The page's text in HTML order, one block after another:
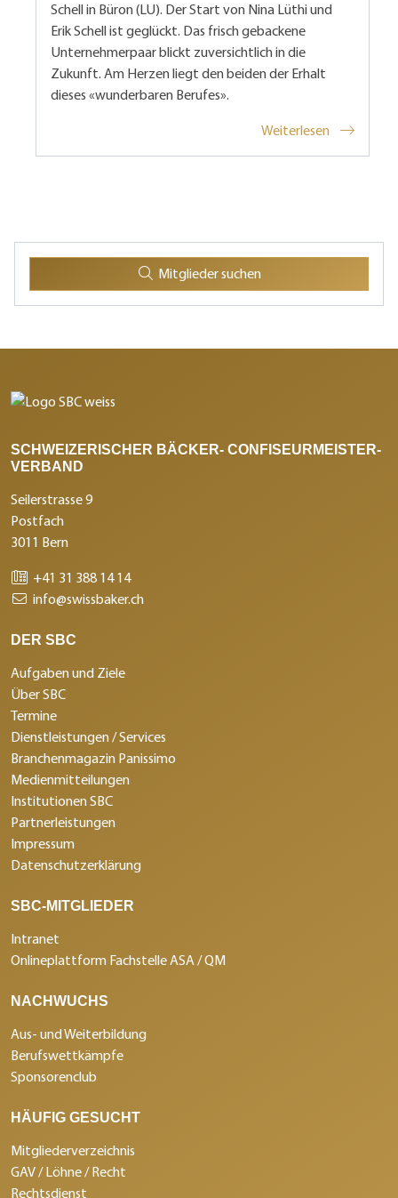
Schell in Büron (LU). Der Start von Nina Lüthi und
Erik Schell ist geglückt. Das frisch gebackene
Unternehmerpaar blickt zuversichtlich in die
Zukunft. Am Herzen liegt den beiden der Erhalt
dieses «wunderbaren Berufes».
Weiterlesen
Mitglieder suchen
SCHWEIZERISCHER BÄCKER- CONFISEURMEISTER-
VERBAND
Seilerstrasse 9
Postfach
3011 Bern
+41 31 388 14 14
info@swissbaker.ch
DER SBC
Aufgaben und Ziele
Über SBC
Termine
Dienstleistungen / Services
Branchenmagazin Panissimo
Medienmitteilungen
Institutionen SBC
Partnerleistungen
Impressum
Datenschutzerklärung
SBC-MITGLIEDER
Intranet
Onlineplattform Fachstelle ASA / QM
NACHWUCHS
Aus- und Weiterbildung
Berufswettkämpfe
Sponsorenclub
HÄUFIG GESUCHT
Mitgliederverzeichnis
GAV / Löhne / Recht
Rechtsdienst